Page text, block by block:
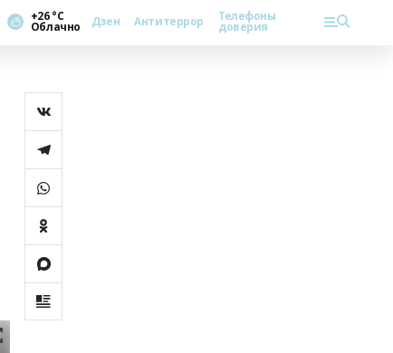
+26 °С
Облачно Дзен Антитеррор Телефоны
доверия